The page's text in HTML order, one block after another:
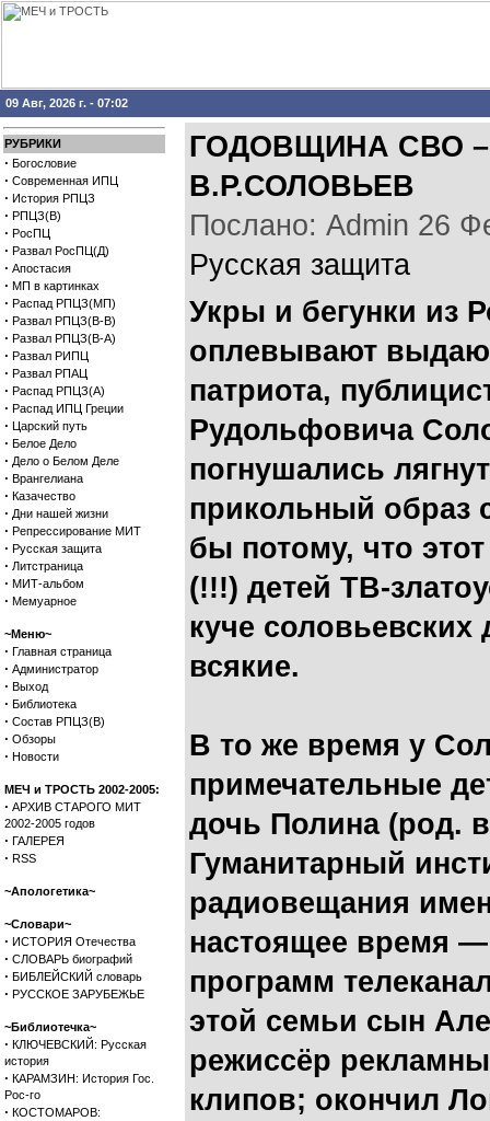
09 Авг, 2026 г. - 07:02
РУБРИКИ
· Богословие
· Современная ИПЦ
· История РПЦЗ
· РПЦЗ(В)
· РосПЦ
· Развал РосПЦ(Д)
· Апостасия
· МП в картинках
· Распад РПЦЗ(МП)
· Развал РПЦЗ(В-В)
· Развал РПЦЗ(В-А)
· Развал РИПЦ
· Развал РПАЦ
· Распад РПЦЗ(А)
· Распад ИПЦ Греции
· Царский путь
· Белое Дело
· Дело о Белом Деле
· Врангелиана
· Казачество
· Дни нашей жизни
· Репрессирование МИТ
· Русская защита
· Литстраница
· МИТ-альбом
· Мемуарное
~Меню~
· Главная страница
· Администратор
· Выход
· Библиотека
· Состав РПЦЗ(В)
· Обзоры
· Новости
МЕЧ и ТРОСТЬ 2002-2005:
· АРХИВ СТАРОГО МИТ
2002-2005 годов
· ГАЛЕРЕЯ
· RSS
~Апологетика~
~Словари~
· ИСТОРИЯ Отечества
· СЛОВАРЬ биографий
· БИБЛЕЙСКИЙ словарь
· РУССКОЕ ЗАРУБЕЖЬЕ
~Библиотечка~
· КЛЮЧЕВСКИЙ: Русская
история
· КАРАМЗИН: История Гос.
Рос-го
· КОСТОМАРОВ:
ГОДОВЩИНА СВО
В.Р.СОЛОВЬЕВ
Послано: Admin 26
Русская защита
Укры и бегунки из
оплевывают
патриота,
Рудольфовича
погнушались
прикольный образ
бы потому, что
(!!!) детей ТВ-
куче соловьевских
всякие.
В то же время у
примечательные
дочь Полина (род.
Гуманитарный
радиовещания
настоящее время
программ
этой семьи сын
режиссёр
клипов; окончил